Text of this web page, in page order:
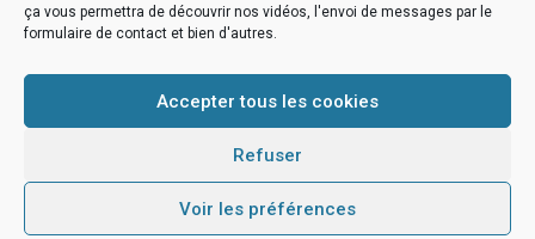
ça vous permettra de découvrir nos vidéos, l'envoi de messages par le
formulaire de contact et bien d'autres.
Accepter tous les cookies
Refuser
Voir les préférences
EDITIONS KIMÉ
Mentions Légales
© byeDovel.com
editionskime.fr